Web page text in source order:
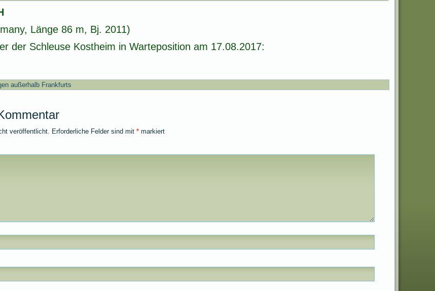
Länge 86 m, Bj. 2011)
der Schleuse Kostheim in Warteposition am 17.08.2017:
außerhalb Frankfurts
veröffentlicht. Erforderliche Felder sind mit * markiert